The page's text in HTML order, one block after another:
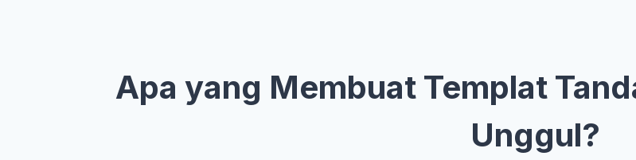
Apa yang Membuat Templat
Unggul?